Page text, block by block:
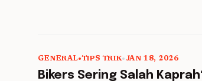
GENERAL•TIPS TRIK• JAN 18, 2026
Bikers Sering Salah